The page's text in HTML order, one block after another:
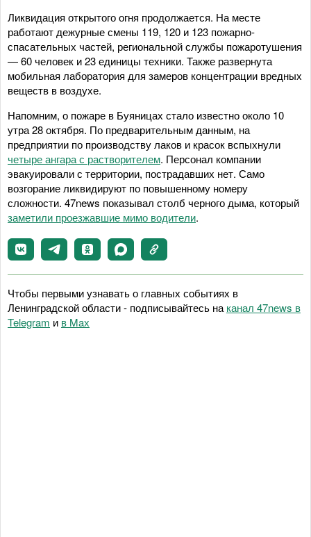
Ликвидация открытого огня продолжается. На месте
работают дежурные смены 119, 120 и 123 пожарно-
спасательных частей, региональной службы пожаротушения
— 60 человек и 23 единицы техники. Также развернута
мобильная лаборатория для замеров концентрации вредных
веществ в воздухе.
Напомним, о пожаре в Буяницах стало известно около 10
утра 28 октября. По предварительным данным, на
предприятии по производству лаков и красок вспыхнули
четыре ангара с растворителем. Персонал компании
эвакуировали с территории, пострадавших нет. Само
возгорание ликвидируют по повышенному номеру
сложности. 47news показывал столб черного дыма, который
заметили проезжавшие мимо водители.
Чтобы первыми узнавать о главных событиях в
Ленинградской области - подписывайтесь на канал 47news в
Telegram и в Maх